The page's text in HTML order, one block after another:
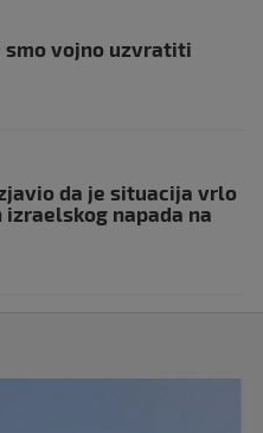
smo vojno uzvratiti
da je situacija vrlo
napada na